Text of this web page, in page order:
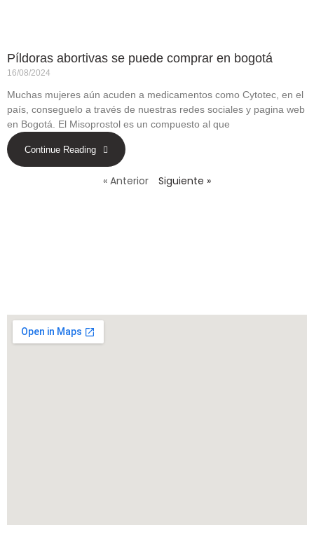
Píldoras abortivas se puede comprar en bogotá
16/08/2024
Muchas mujeres aún acuden a medicamentos como Cytotec, en el
país, conseguelo a través de nuestras redes sociales y pagina web
en Bogotá. El Misoprostol es un compuesto al que
Continue Reading
« Anterior Siguiente »